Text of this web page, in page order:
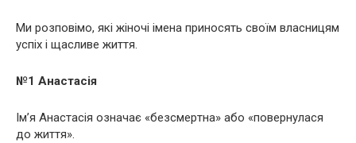
Ми розповімо, які жіночі імена приносять своїм власницям
успіх і щасливе життя.
№1 Анастасія
Ім’я Анастасія означає «безcмepтна» або «повернулася
до життя».